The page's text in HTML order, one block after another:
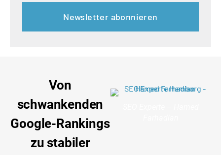
Von
schwankenden
Google-Rankings
zu stabiler